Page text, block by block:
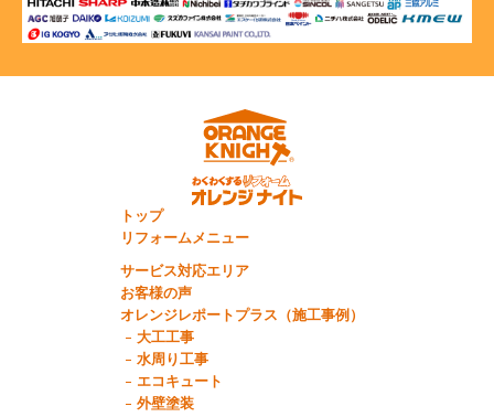
トップ
リフォームメニュー
サービス対応エリア
お客様の声
オレンジレポートプラス（施工事例）
大工工事
水周り工事
エコキュート
外壁塗装